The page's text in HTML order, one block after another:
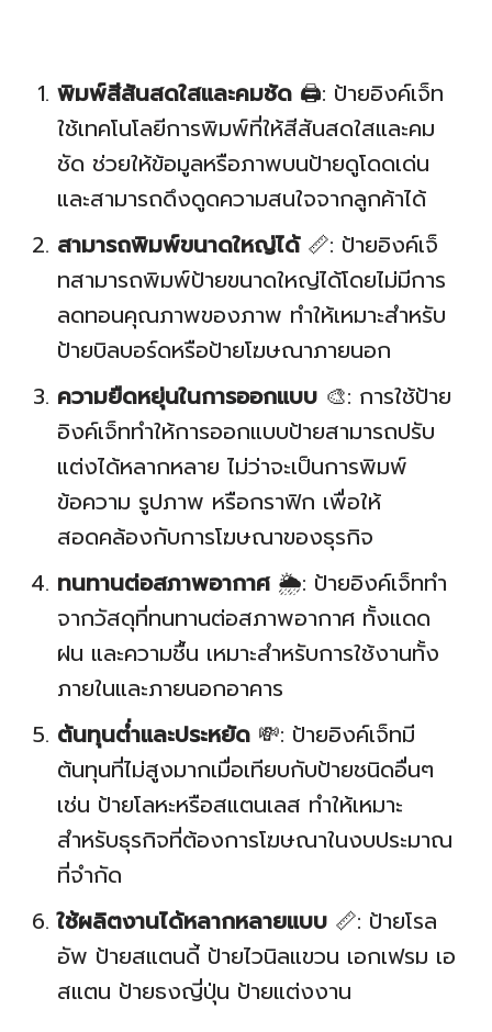
พิมพ์สีสันสดใสและคมชัด 🖨️: ป้ายอิงค์เจ็ท
ใช้เทคโนโลยีการพิมพ์ที่ให้สีสันสดใสและคม
ชัด ช่วยให้ข้อมูลหรือภาพบนป้ายดูโดดเด่น
และสามารถดึงดูดความสนใจจากลูกค้าได้
สามารถพิมพ์ขนาดใหญ่ได้📏: ป้ายอิงค์เจ็
ทสามารถพิมพ์ป้ายขนาดใหญ่ได้โดยไม่มีการ
ลดทอนคุณภาพของภาพ ทำให้เหมาะสำหรับ
ป้ายบิลบอร์ดหรือป้ายโฆษณาภายนอก
ความยืดหยุ่นในการออกแบบ 🎨: การใช้ป้าย
อิงค์เจ็ททำให้การออกแบบป้ายสามารถปรับ
แต่งได้หลากหลาย ไม่ว่าจะเป็นการพิมพ์
ข้อความ รูปภาพ หรือกราฟิก เพื่อให้
สอดคล้องกับการโฆษณาของธุรกิจ
ทนทานต่อสภาพอากาศ🌦️: ป้ายอิงค์เจ็ททำ
จากวัสดุที่ทนทานต่อสภาพอากาศ ทั้งแดด
ฝน และความชื้น เหมาะสำหรับการใช้งานทั้ง
ภายในและภายนอกอาคาร
ต้นทุนต่ำและประหยัด 💸: ป้ายอิงค์เจ็ทมี
ต้นทุนที่ไม่สูงมากเมื่อเทียบกับป้ายชนิดอื่นๆ
เช่น ป้ายโลหะหรือสแตนเลส ทำให้เหมาะ
สำหรับธุรกิจที่ต้องการโฆษณาในงบประมาณ
ที่จำกัด
ใช้ผลิตงานได้หลากหลายแบบ 📏: ป้ายโรล
อัพ ป้ายสแตนดี้ ป้ายไวนิลแขวน เอกเฟรม เอ
สแตน ป้ายธงญี่ปุ่น ป้ายแต่งงาน